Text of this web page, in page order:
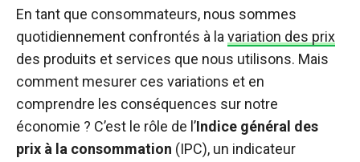
En tant que consommateurs, nous sommes
quotidiennement confrontés à la variation des prix
des produits et services que nous utilisons. Mais
comment mesurer ces variations et en
comprendre les conséquences sur notre
économie ? C’est le rôle de l’Indice général des
prix à la consommation (IPC), un indicateur